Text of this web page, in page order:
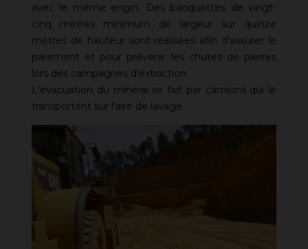
avec le même engin. Des banquettes de vingt-
cinq mètres minimum de largeur sur quinze
mètres de hauteur sont réalisées afin d'assurer le
parement et pour prévenir les chutes de pierres
lors des campagnes d’extraction.
L'évacuation du minerai se fait par camions qui le
transportent sur l'aire de lavage.